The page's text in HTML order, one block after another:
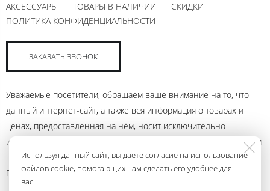
Используя данный сайт, вы даете согласие на использование
файлов cookie, помогающих нам сделать его удобнее для
вас.
АКСЕССУАРЫ
ТОВАРЫ В НАЛИЧИИ
СКИДКИ
ПОЛИТИКА КОНФИДЕНЦИАЛЬНОСТИ
ЗАКАЗАТЬ ЗВОНОК
Уважаемые посетители, обращаем ваше внимание на то, что
данный интернет-сайт, а также вся информация о товарах и
ценах, предоставленная на нём, носит исключительно
информационный характер и ни при каких условиях не является
публичной офертой, определяемой положениями Статьи 437
Гражданского кодекса Российской Федерации. Для получения
подробной информации о наличии и стоимости указанных